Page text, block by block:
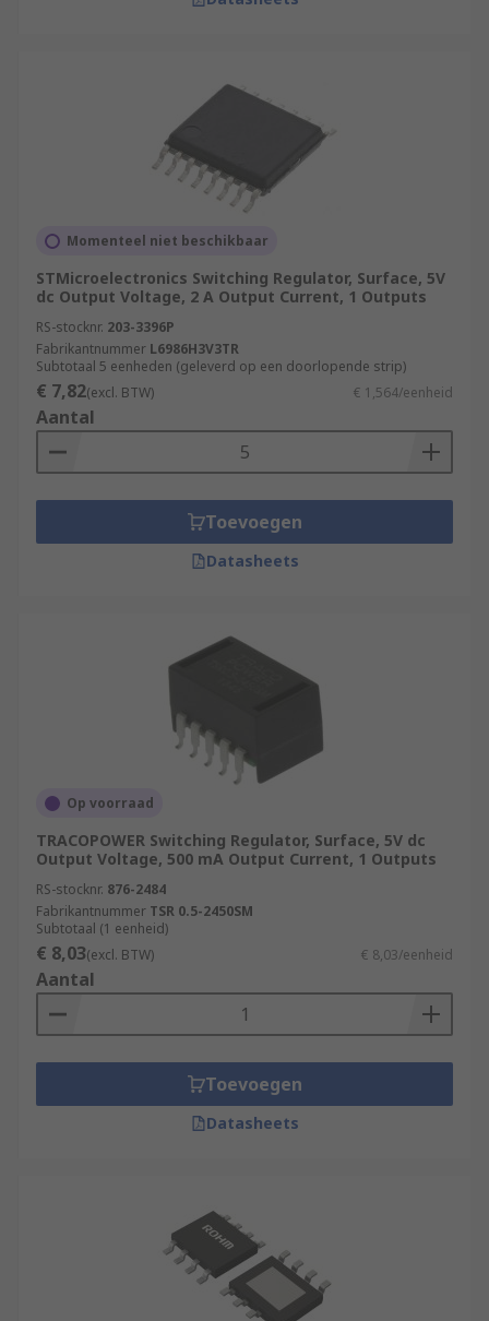
Momenteel niet beschikbaar
STMicroelectronics Switching Regulator, Surface, 5V
dc Output Voltage, 2 A Output Current, 1 Outputs
RS-stocknr. 203-3396P
Fabrikantnummer L6986H3V3TR
Subtotaal 5 eenheden (geleverd op een doorlopende strip)
€ 7,82(excl. BTW) € 1,564/eenheid
Aantal
Toevoegen
Datasheets
Op voorraad
TRACOPOWER Switching Regulator, Surface, 5V dc
Output Voltage, 500 mA Output Current, 1 Outputs
RS-stocknr. 876-2484
Fabrikantnummer TSR 0.5-2450SM
Subtotaal (1 eenheid)
€ 8,03(excl. BTW) € 8,03/eenheid
Aantal
Toevoegen
Datasheets